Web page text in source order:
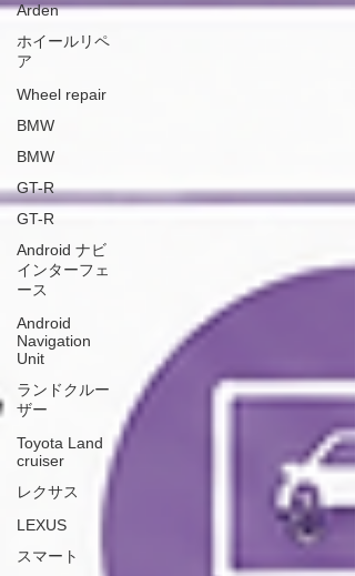
Arden
ホイールリペ
ア
Wheel repair
BMW
BMW
GT-R
GT-R
Android ナビ
インターフェ
ース
Android
Navigation
Unit
ランドクルー
ザー
Toyota Land
cruiser
レクサス
LEXUS
スマート